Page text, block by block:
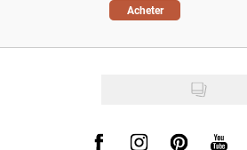
Acheter
Visit us on Facebook
Visit us on Instagram
Visit us onVisit